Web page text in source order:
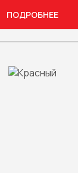
ПОДРОБНЕЕ